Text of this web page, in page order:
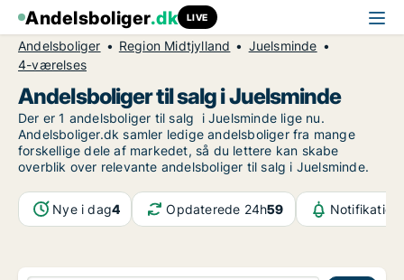
Andelsboliger.dk LIVE
Andelsboliger Region Midtjylland
Juelsminde
4-værelses
Andelsboliger til salg i Juelsminde
Der er 1 andelsboliger til salg i Juelsminde lige nu.
Andelsboliger.dk samler ledige andelsboliger fra mange
forskellige dele af markedet, så du lettere kan skabe
overblik over relevante andelsboliger til salg i Juelsminde.
Nye i dag4 Opdaterede 24h59